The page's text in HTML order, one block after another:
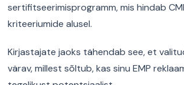
sertifitseerimisprogramm, mis hindab
kriteeriumide alusel.
Kirjastajate jaoks tähendab see, et
värav, millest sõltub, kas sinu EMP